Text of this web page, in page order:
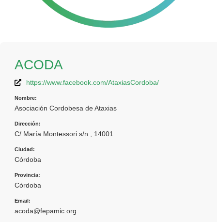
ACODA
https://www.facebook.com/AtaxiasCordoba/
Nombre:
Asociación Cordobesa de Ataxias
Dirección:
C/ María Montessori s/n , 14001
Ciudad:
Córdoba
Provincia:
Córdoba
Email:
acoda@fepamic.org